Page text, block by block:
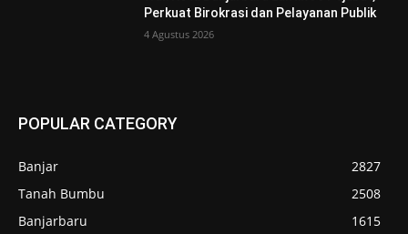
Perkuat Birokrasi dan Pelayanan Publik
4 Agustus 2026
POPULAR CATEGORY
Banjar
2827
Tanah Bumbu
2508
Banjarbaru
1615